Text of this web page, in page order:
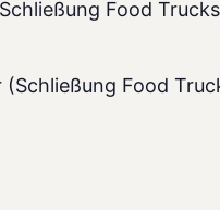
Food
Food